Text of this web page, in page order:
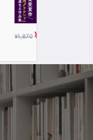
¥1,870 ¥935